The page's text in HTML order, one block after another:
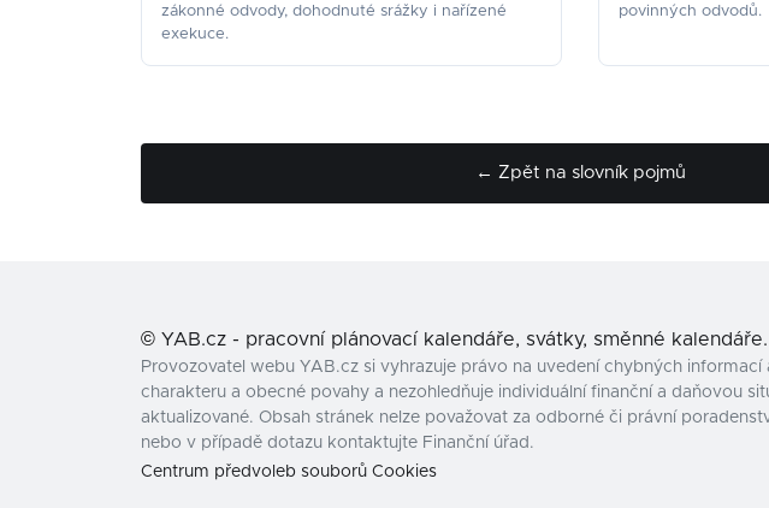
zákonné odvody, dohodnuté srážky i nařízené
exekuce.
povinných odvodů.
← Zpět na slovník pojmů
© YAB.cz - pracovní plánovací kalendáře, svátky, směnné kalendáře.
Provozovatel webu YAB.cz si vyhrazuje právo na uvedení chybných
charakteru a obecné povahy a nezohledňuje individuální finanční a daňovou
aktualizované. Obsah stránek nelze považovat za odborné či právní
nebo v případě dotazu kontaktujte Finanční úřad.
Centrum předvoleb souborů Cookies